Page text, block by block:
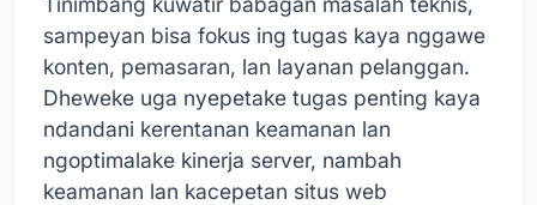
sampeyan bisa fokus ing tugas kaya nggawe
konten, pemasaran, lan layanan pelanggan.
Dheweke uga nyepetake tugas penting kaya
ndandani kerentanan keamanan lan
ngoptimalake kinerja server, nambah
keamanan lan kacepetan situs web